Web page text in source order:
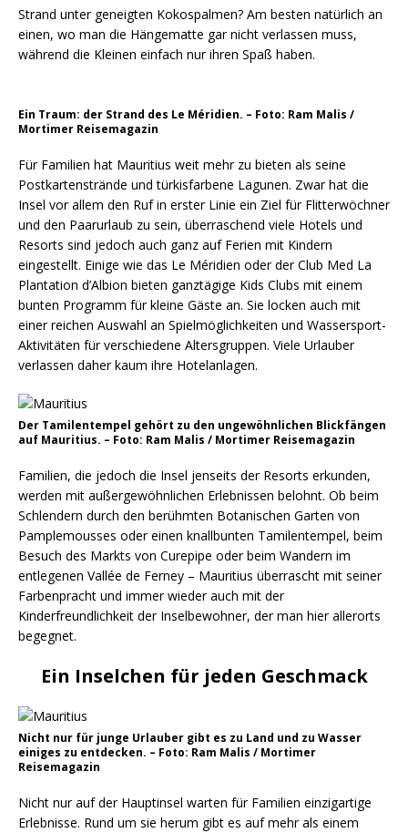
Strand unter geneigten Kokospalmen? Am besten natürlich an
einen, wo man die Hängematte gar nicht verlassen muss,
während die Kleinen einfach nur ihren Spaß haben.
Ein Traum: der Strand des Le Méridien. – Foto: Ram Malis /
Mortimer Reisemagazin
Für Familien hat Mauritius weit mehr zu bieten als seine
Postkartenstrände und türkisfarbene Lagunen. Zwar hat die
Insel vor allem den Ruf in erster Linie ein Ziel für Flitterwöchner
und den Paarurlaub zu sein, überraschend viele Hotels und
Resorts sind jedoch auch ganz auf Ferien mit Kindern
eingestellt. Einige wie das Le Méridien oder der Club Med La
Plantation d’Albion bieten ganztägige Kids Clubs mit einem
bunten Programm für kleine Gäste an. Sie locken auch mit
einer reichen Auswahl an Spielmöglichkeiten und Wassersport-
Aktivitäten für verschiedene Altersgruppen. Viele Urlauber
verlassen daher kaum ihre Hotelanlagen.
Der Tamilentempel gehört zu den ungewöhnlichen Blickfängen
auf Mauritius. – Foto: Ram Malis / Mortimer Reisemagazin
Familien, die jedoch die Insel jenseits der Resorts erkunden,
werden mit außergewöhnlichen Erlebnissen belohnt. Ob beim
Schlendern durch den berühmten Botanischen Garten von
Pamplemousses oder einen knallbunten Tamilentempel, beim
Besuch des Markts von Curepipe oder beim Wandern im
entlegenen Vallée de Ferney – Mauritius überrascht mit seiner
Farbenpracht und immer wieder auch mit der
Kinderfreundlichkeit der Inselbewohner, der man hier allerorts
begegnet.
Ein Inselchen für jeden Geschmack
Nicht nur für junge Urlauber gibt es zu Land und zu Wasser
einiges zu entdecken. – Foto: Ram Malis / Mortimer
Reisemagazin
Nicht nur auf der Hauptinsel warten für Familien einzigartige
Erlebnisse. Rund um sie herum gibt es auf mehr als einem